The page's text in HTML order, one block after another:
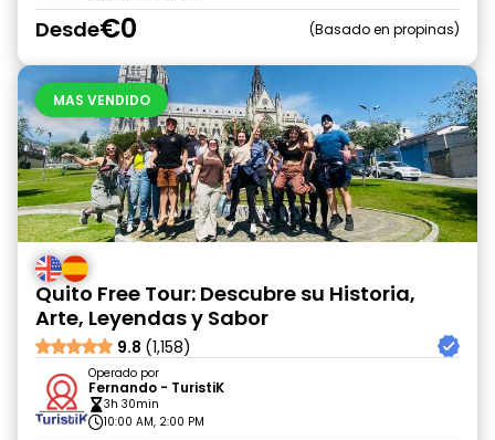
Desde€0 Basado en propinas
MAS VENDIDO
Quito Free Tour: Descubre su Historia,
Arte, Leyendas y Sabor
9.8 (1,158)
Operado por
Fernando - TuristiK
3h 30min
10:00 AM, 2:00 PM